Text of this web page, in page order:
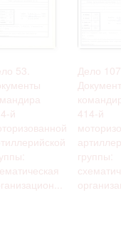
53.
й
Дело
414-й
группы: